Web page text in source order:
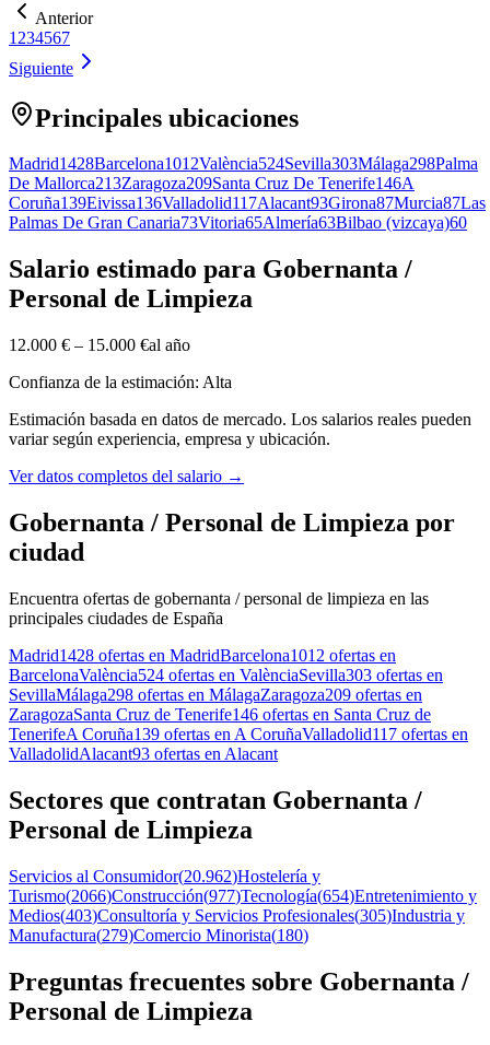
Anterior
1 234567
Siguiente
Principales ubicaciones
Madrid1428Barcelona1012València524Sevilla303Málaga298Palma
De Mallorca213Zaragoza209Santa Cruz De Tenerife146A
Coruña139Eivissa136Valladolid117Alacant93Girona87Murcia87Las
Palmas De Gran Canaria73Vitoria65Almería63Bilbao (vizcaya)60
Salario estimado para Gobernanta /
Personal de Limpieza
12.000 € – 15.000 €al año
Confianza de la estimación: Alta
Estimación basada en datos de mercado. Los salarios reales pueden
variar según experiencia, empresa y ubicación.
Ver datos completos del salario →
Gobernanta / Personal de Limpieza por
ciudad
Encuentra ofertas de gobernanta / personal de limpieza en las
principales ciudades de España
Madrid1428 ofertas en MadridBarcelona1012 ofertas en
BarcelonaValència524 ofertas en ValènciaSevilla303 ofertas en
SevillaMálaga298 ofertas en MálagaZaragoza209 ofertas en
ZaragozaSanta Cruz de Tenerife146 ofertas en Santa Cruz de
TenerifeA Coruña139 ofertas en A CoruñaValladolid117 ofertas en
ValladolidAlacant93 ofertas en Alacant
Sectores que contratan Gobernanta /
Personal de Limpieza
Servicios al Consumidor(20.962)Hostelería y
Turismo(2066)Construcción(977)Tecnología(654)Entretenimiento y
Medios(403)Consultoría y Servicios Profesionales(305)Industria y
Manufactura(279)Comercio Minorista(180)
Preguntas frecuentes sobre Gobernanta /
Personal de Limpieza